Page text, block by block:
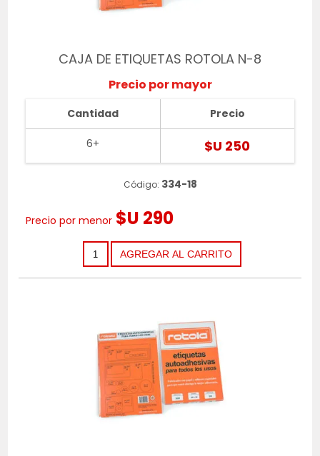
CAJA DE ETIQUETAS ROTOLA N-8
Precio por mayor
Cantidad
6+
Precio
$U 250
Código: 334-18
Precio por menor $U 290